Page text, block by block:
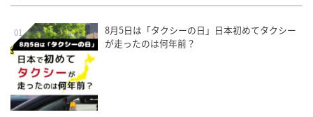
01
8月5日は「タクシーの日」日本初めてタクシー
が走ったのは何年前？